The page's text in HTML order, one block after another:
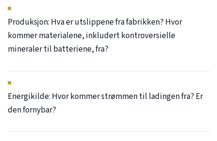
Produksjon: Hva er utslippene fra fabrikken? Hvor
kommer materialene, inkludert kontroversielle
mineraler til batteriene, fra?
Energikilde: Hvor kommer strømmen til ladingen fra? Er
den fornybar?